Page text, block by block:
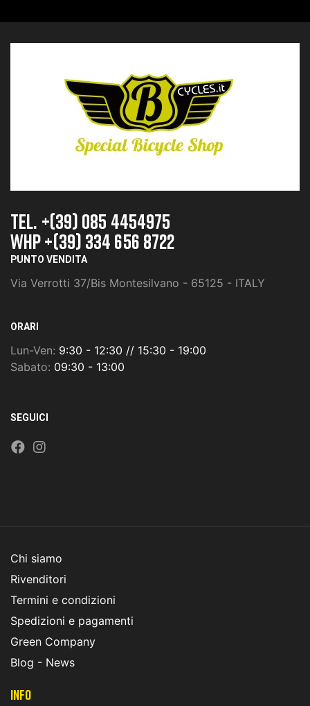
TEL. +(39) 085 4454975
whp +(39) 334 656 8722
PUNTO VENDITA
Via Verrotti 37/Bis Montesilvano - 65125 - ITALY
ORARI
Lun-Ven: 9:30 - 12:30 // 15:30 - 19:00
Sabato: 09:30 - 13:00
SEGUICI
Chi siamo
Rivenditori
Termini e condizioni
Spedizioni e pagamenti
Green Company
Blog - News
INFO